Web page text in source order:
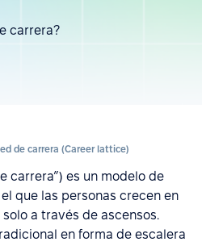
carrera?
de carrera (Career lattice)
carrera”) es un modelo de
que las personas crecen en
a través de ascensos.
en forma de escalera